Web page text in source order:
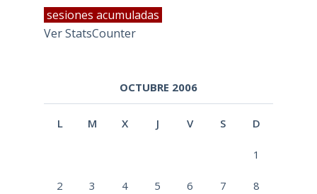
sesiones acumuladas
Ver StatsCounter
OCTUBRE 2006
L M X J V S D
1
2 3 4 5 6 7 8